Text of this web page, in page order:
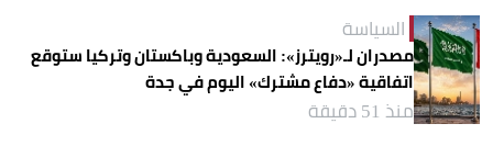
السياسة
مصدران لـ«رويترز»: السعودية وباكستان وتركيا ستوقع
اتفاقية «دفاع مشترك» اليوم في جدة
منذ 51 دقيقة